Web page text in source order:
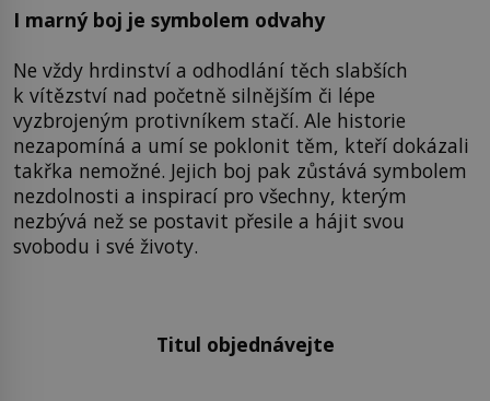
I marný boj je symbolem odvahy
Ne vždy hrdinství a odhodlání těch slabších
k vítězství nad početně silnějším či lépe
vyzbrojeným protivníkem stačí. Ale historie
nezapomíná a umí se poklonit těm, kteří dokázali
takřka nemožné. Jejich boj pak zůstává symbolem
nezdolnosti a inspirací pro všechny, kterým
nezbývá než se postavit přesile a hájit svou
svobodu i své životy.
Titul objednávejte